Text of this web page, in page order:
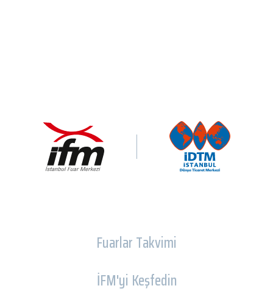
Fuarlar Takvimi
İFM'yi Keşfedin